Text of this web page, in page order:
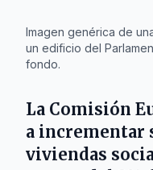
Imagen genérica de
un edificio del
fondo.
La Comisión
a incrementar
viviendas